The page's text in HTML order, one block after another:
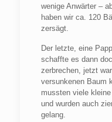
wenige Anwärter –
haben wir ca. 120
zersägt.
Der letzte, eine
schaffte es dann
zerbrechen, jetzt
versunkenen Baum
mussten viele
und wurden auch
gelang.